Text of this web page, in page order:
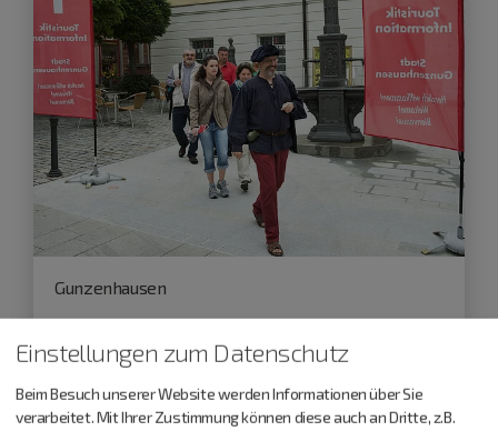
Gunzenhausen
20.08.26
Stadtführung
Ein historischer Rundgang
Einstellungen zum Datenschutz
Beim Besuch unserer Website werden Informationen über Sie
verarbeitet. Mit Ihrer Zustimmung können diese auch an Dritte, z.B.